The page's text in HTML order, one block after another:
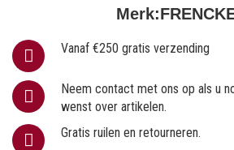
Merk:
Vanaf €250 gratis verzending
Neem contact met ons op als u
wenst over artikelen.
Gratis ruilen en retourneren.